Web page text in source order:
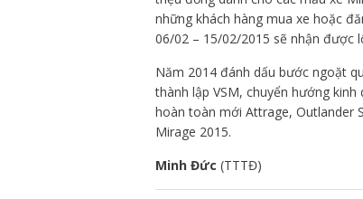
những khách hàng mua xe hoặc
06/02 – 15/02/2015 sẽ nhận được
Năm 2014 đánh dấu bước ngoặt
thành lập VSM, chuyển hướng
hoàn toàn mới Attrage, Outlander
Mirage 2015.
Minh Đức (TTTĐ)